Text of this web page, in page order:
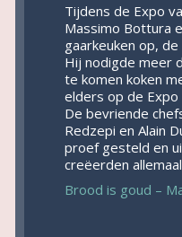
Tijdens de Expo
Massimo Bottura
gaarkeuken op,
Hij nodigde meer
te komen koken
elders op de
De bevriende
Redzepi en Alain
proef gesteld en
creëerden
Brood is goud –